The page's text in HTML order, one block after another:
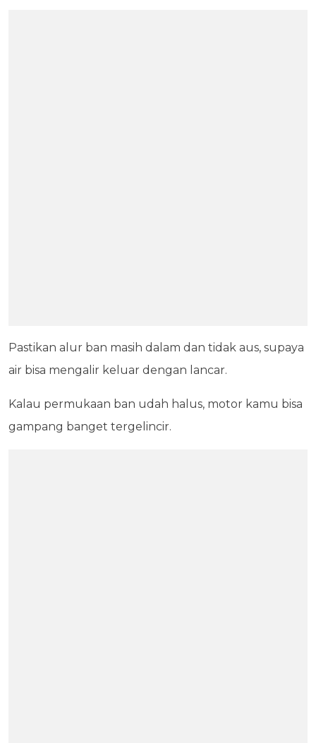
Pastikan alur ban masih dalam dan tidak aus, supaya
air bisa mengalir keluar dengan lancar.
Kalau permukaan ban udah halus, motor kamu bisa
gampang banget tergelincir.